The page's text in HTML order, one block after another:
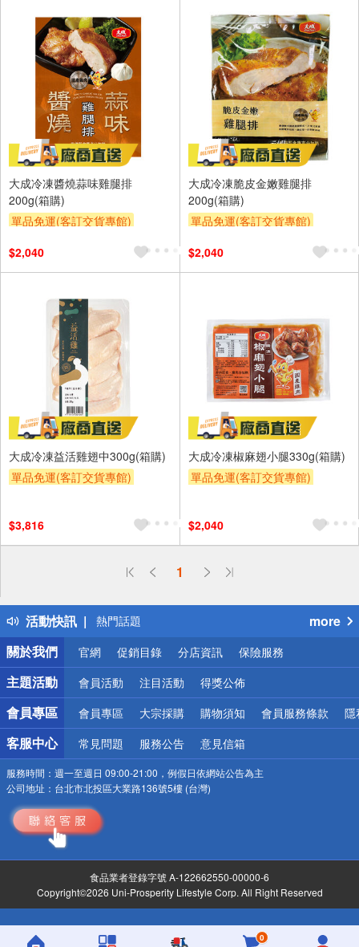
大成冷凍醬燒蒜味雞腿排
200g(箱購)
單品免運(客訂交貨專館)
$2,040
大成冷凍脆皮金嫩雞腿排
200g(箱購)
單品免運(客訂交貨專館)
$2,040
大成冷凍益活雞翅中300g(箱購)
單品免運(客訂交貨專館)
$3,816
大成冷凍椒麻翅小腿330g(箱購)
單品免運(客訂交貨專館)
$2,040
1
活動快訊
偏遠地區配送
得獎公告
熱門話題
銀行優惠
偏遠地區配送
詐騙網頁！請小心！
more
關於我們
官網 促銷目錄 分店資訊 保險服務
主題活動 會員活動 注目活動 得獎公佈
會員專區 會員專區 大宗採購 購物須知 會員服務條款 隱
客服中心 常見問題 服務公告 意見信箱
服務時間： 週一至週日 09:00-21:00，例假日依網站公告為主
公司地址： 台北市北投區大業路136號5樓 (台灣)
食品業者登錄字號 A-122662550-00000-6
Copyright©2026 Uni-Prosperity Lifestyle Corp. All Right Reserved
0